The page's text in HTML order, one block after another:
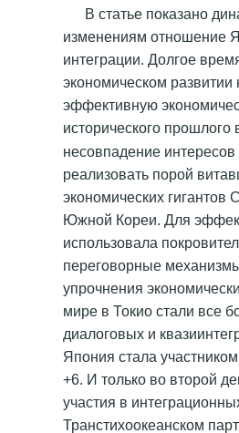
В статье показано
изменениям отношение
интеграции. Долгое
экономическом
эффективную
исторического
несовпадение
реализовать порой
экономических
Южной Кореи. Для
использовала
переговорные
упрочнения
мире в Токио стали все
диалоговых и
Япония стала
+6. И только во второй
участия в
Транстихоокеанском